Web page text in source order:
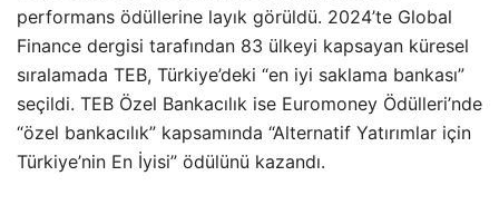
performans ödüllerine layık görüldü. 2024’te Global
Finance dergisi tarafından 83 ülkeyi kapsayan küresel
sıralamada TEB, Türkiye’deki “en iyi saklama bankası”
seçildi. TEB Özel Bankacılık ise Euromoney Ödülleri’nde
“özel bankacılık” kapsamında “Alternatif Yatırımlar için
Türkiye’nin En İyisi” ödülünü kazandı.